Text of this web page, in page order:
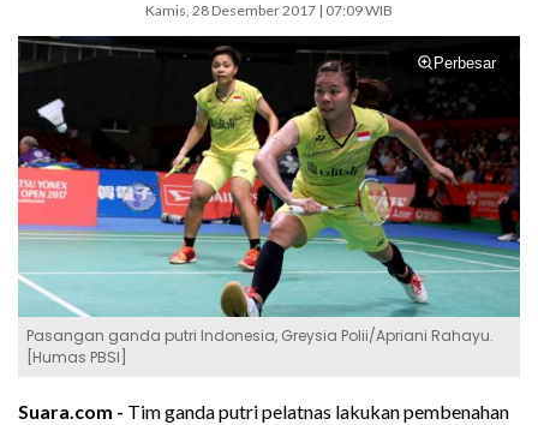
Kamis, 28 Desember 2017 | 07:09 WIB
Perbesar
Pasangan ganda putri Indonesia, Greysia Polii/Apriani Rahayu.
[Humas PBSI]
Suara.com - Tim ganda putri pelatnas lakukan pembenahan